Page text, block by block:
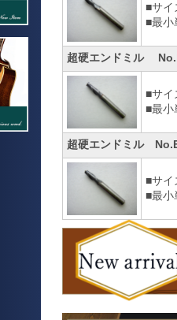
■サ
■最
超硬エンドミル
■サ
■最
超硬エンドミル
■サ
■最